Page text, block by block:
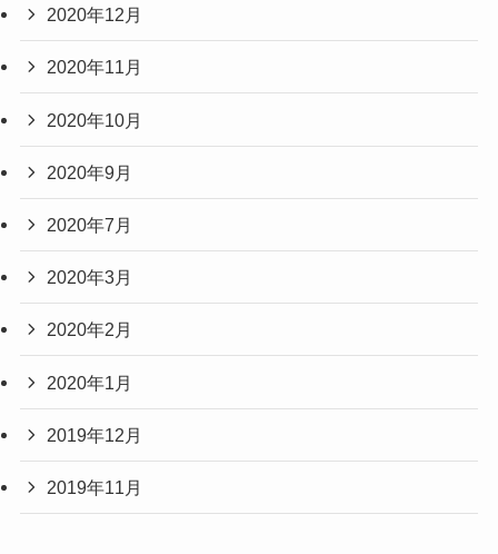
2020年12月
2020年11月
2020年10月
2020年9月
2020年7月
2020年3月
2020年2月
2020年1月
2019年12月
2019年11月